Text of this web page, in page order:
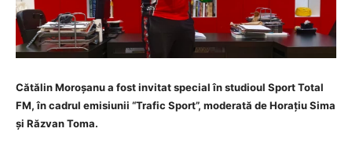
Cătălin Moroșanu a fost invitat special în studioul Sport Total
FM, în cadrul emisiunii “Trafic Sport”, moderată de Horațiu Sima
și Răzvan Toma.